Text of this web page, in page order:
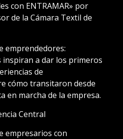
con ENTRAMAR» por
de la Cámara Textil de
emprendedores:
a dar los primeros
de
cómo transitaron desde
en marcha de la empresa.
Central
empresarios con